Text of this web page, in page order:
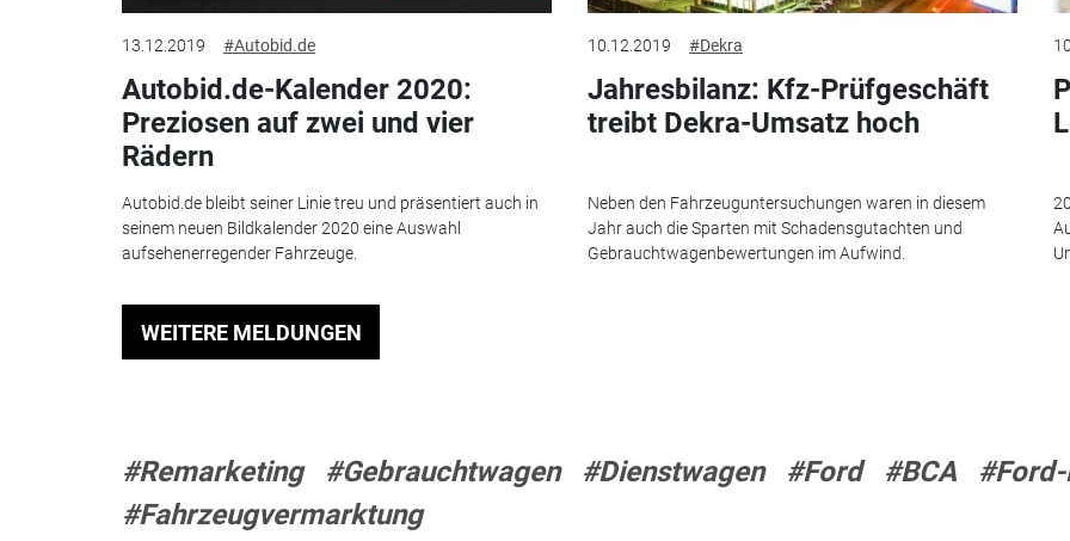
13.12.2019 #Autobid.de
Autobid.de-Kalender 2020:
Preziosen auf zwei und vier
Rädern
Autobid.de bleibt seiner Linie treu und präsentiert auch in
seinem neuen Bildkalender 2020 eine Auswahl
aufsehenerregender Fahrzeuge.
10.12.2019 #Dekra
Jahresbilanz: Kfz-Prüfgeschäft
treibt Dekra-Umsatz hoch
Neben den Fahrzeuguntersuchungen waren in diesem
Jahr auch die Sparten mit Schadensgutachten und
Gebrauchtwagenbewertungen im Aufwind.
WEITERE MELDUNGEN
#Remarketing #Gebrauchtwagen #Dienstwagen #Ford #BCA
#Fahrzeugvermarktung